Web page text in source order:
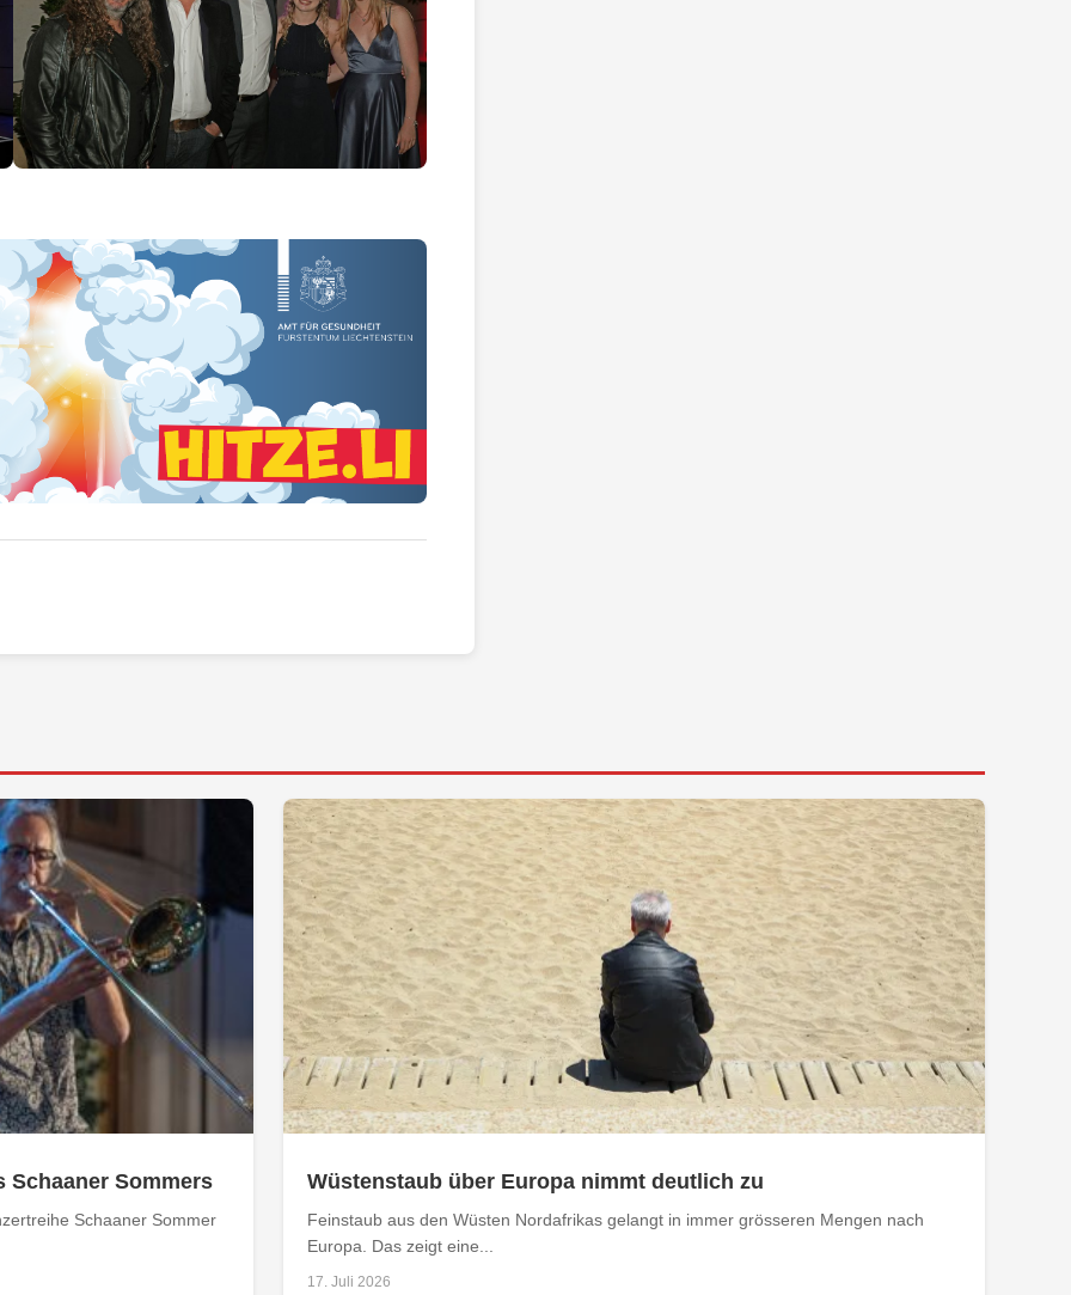
Schaaner Sommers
Schaaner Sommer
Wüstenstaub über Europa nimmt deutlich zu
Feinstaub aus den Wüsten Nordafrikas gelangt in immer grösseren Mengen nach
Europa. Das zeigt eine...
17. Juli 2026